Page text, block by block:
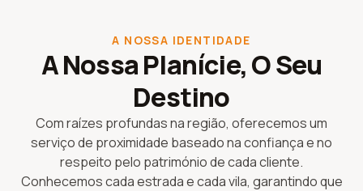
A NOSSA IDENTIDADE
A Nossa Planície, O Seu
Destino
Com raízes profundas na região, oferecemos um
serviço de proximidade baseado na confiança e no
respeito pelo património de cada cliente.
Conhecemos cada estrada e cada vila, garantindo que